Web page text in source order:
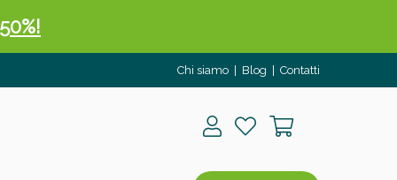
Chi siamo Blog Contatti